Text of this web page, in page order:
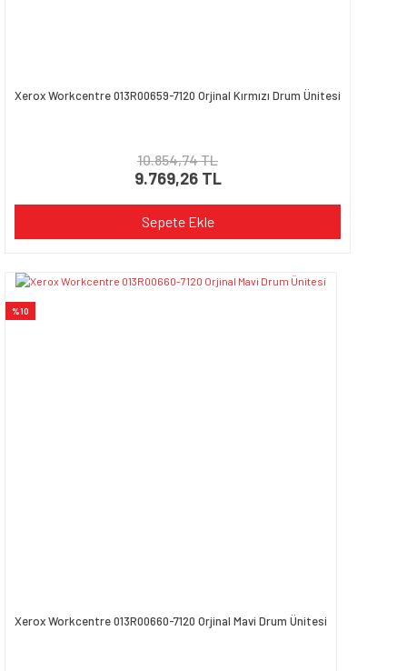
Xerox Workcentre 013R00659-7120 Orjinal Kırmızı Drum Ünitesi
10.854,74 TL
9.769,26 TL
Sepete Ekle
%10
Xerox Workcentre 013R00660-7120 Orjinal Mavi Drum Ünitesi